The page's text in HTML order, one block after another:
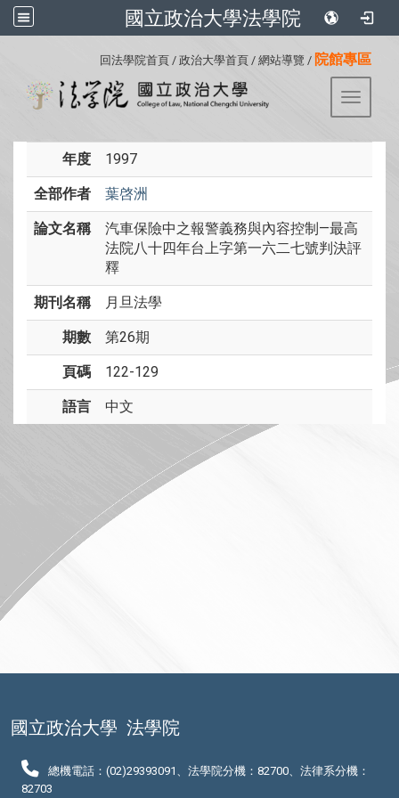
國立政治大學法學院
回法學院首頁 / 政治大學首頁 / 網站導覽 / 院館專區
Toggle
年度 1997
全部作者 葉啓洲
論文名稱
汽車保險中之報警義務與內容控制—最高
法院八十四年台上字第一六二七號判決評
釋
期刊名稱 月旦法學
期數 第26期
頁碼 122-129
語言 中文
國立政治大學 法學院
總機電話：(02)29393091、法學院分機：82700、法律系分機：
82703